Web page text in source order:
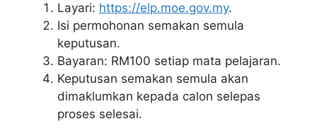
Layari: https://elp.moe.gov.my.
Isi permohonan semakan semula
keputusan.
Bayaran: RM100 setiap mata pelajaran.
Keputusan semakan semula akan
dimaklumkan kepada calon selepas
proses selesai.